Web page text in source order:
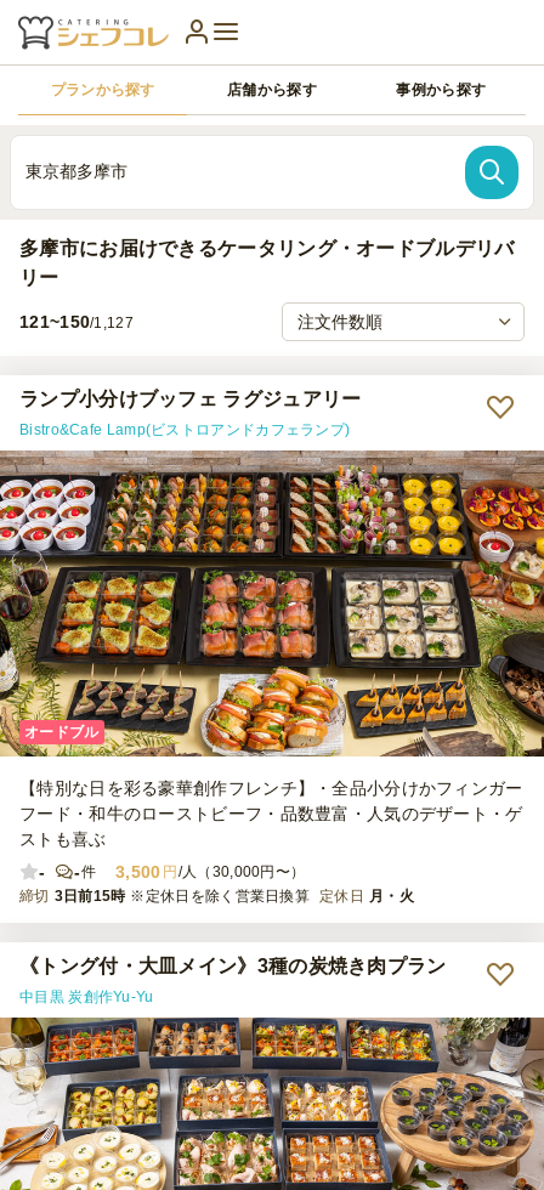
プランから探す 店舗から探す 事例から探す
東京都多摩市
多摩市にお届けできるケータリング・オードブルデリバ
リー
121~150/1,127
ランプ小分けブッフェ ラグジュアリー
Bistro&Cafe Lamp(ビストロアンドカフェランプ)
オードブル
【特別な日を彩る豪華創作フレンチ】・全品小分けかフィンガー
フード・和牛のローストビーフ・品数豊富・人気のデザート・ゲ
ストも喜ぶ
-
-件 3,500 円 /人（30,000円〜）
締切 3日前15時 ※定休日を除く営業日換算 定休日 月・火
《トング付・大皿メイン》3種の炭焼き肉プラン
中目黒 炭創作Yu-Yu